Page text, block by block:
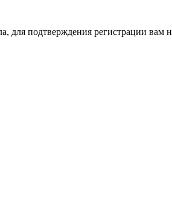
для подтверждения регистрации вам